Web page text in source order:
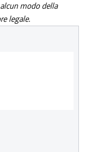
modo della
legale.